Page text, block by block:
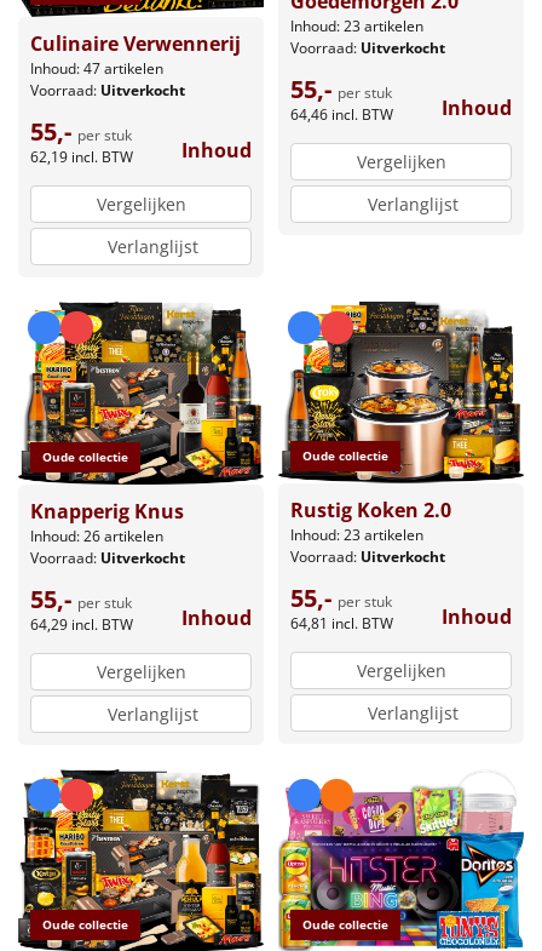
Culinaire Verwennerij
Inhoud: 47 artikelen
Voorraad: Uitverkocht
55,- per stuk
62,19 incl. BTW Inhoud
Vergelijken
Verlanglijst
Inhoud: 23 artikelen
Voorraad: Uitverkocht
55,- per stuk
64,46 incl. BTW Inhoud
Vergelijken
Verlanglijst
Oude collectie
Knapperig Knus
Inhoud: 26 artikelen
Voorraad: Uitverkocht
55,- per stuk
64,29 incl. BTW Inhoud
Vergelijken
Verlanglijst
Oude collectie
Rustig Koken 2.0
Inhoud: 23 artikelen
Voorraad: Uitverkocht
55,- per stuk
64,81 incl. BTW Inhoud
Vergelijken
Verlanglijst
Oude collectie Oude collectie